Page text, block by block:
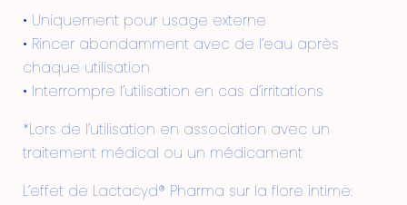
• Uniquement pour usage externe
• Rincer abondamment avec de l’eau après
chaque utilisation
• Interrompre l’utilisation en cas d’irritations
*Lors de l’utilisation en association avec un
traitement médical ou un médicament
L’effet de Lactacyd® Pharma sur la flore intime: